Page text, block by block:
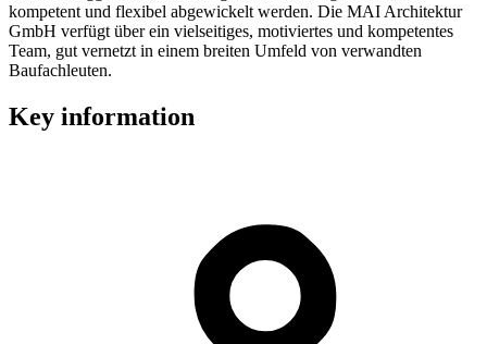
kompetent und flexibel abgewickelt werden. Die MAI Architektur
GmbH verfügt über ein vielseitiges, motiviertes und kompetentes
Team, gut vernetzt in einem breiten Umfeld von verwandten
Baufachleuten.
Key information